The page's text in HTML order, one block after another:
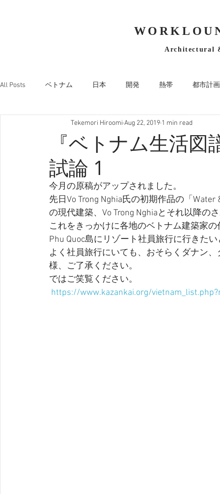
Architectural
All Posts ベトナム 日本 開発 熱帯 都市計画
『ベトナム生活
試論 1
Tekemori Hiroomi Aug 22, 2019 1 min read
今月の原稿がアップされました。
先日Vo Trong Nghia氏の初期作品の「
の現代建築、Vo Trong Nghiaとそれ以降の
これをきっかけに各地のベトナム建築家
Phu Quoc島にリゾート社員旅行に行きた
よく社員旅行にいても、おそらくダナン
様、ご了承ください。
ではご笑覧ください。
https://www.kazankai.org/